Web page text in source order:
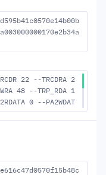
22 --TRCDRA 2
48 --TRP_RDA 1
0 --PA2WDAT
7 --TFAW32
42 --WRPLUSRP 4